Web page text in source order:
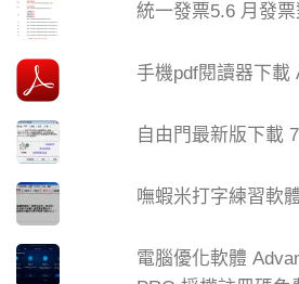
統一發票5.6 月發
手機pdf閱讀器下載
自由門最新版下載
嘸蝦米打字練習軟
電腦優化軟體